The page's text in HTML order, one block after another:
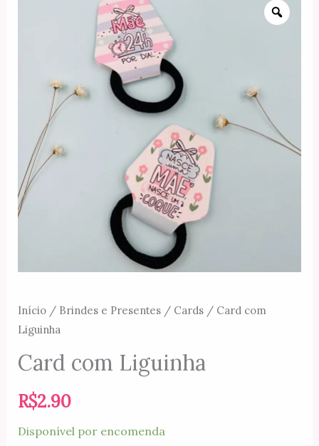
m
Início/ Brindes e Presentes/ Cards/ Card com
Liguinha
Card com Liguinha
R$2.90
Disponível por encomenda